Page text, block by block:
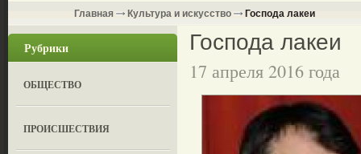
Главная Культура и искусство Господа лакеи
Рубрики
ОБЩЕСТВО
ПРОИСШЕСТВИЯ
Господа лакеи
17 апреля 2016 года